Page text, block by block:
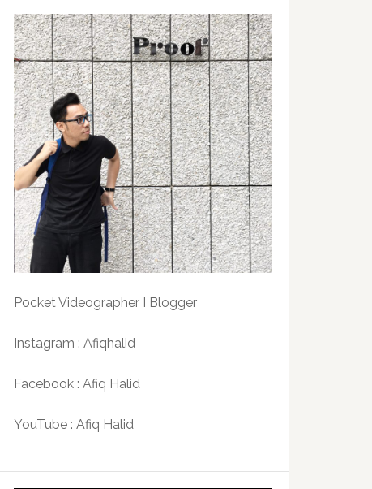
Pocket Videographer I Blogger
Instagram : Afiqhalid
Facebook : Afiq Halid
YouTube : Afiq Halid